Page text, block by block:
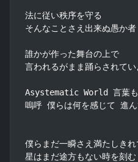
法に従い秩序を守る
そんなことさえ出来ぬ愚か者
誰かが作った舞台の上で
言われるがまま踊らされてい
Asystematic World 言葉も
嗚呼 僕らは何を感じて 進ん
僕らまだ一瞬さえ満たしき
星はまだ途方もない時を刻む